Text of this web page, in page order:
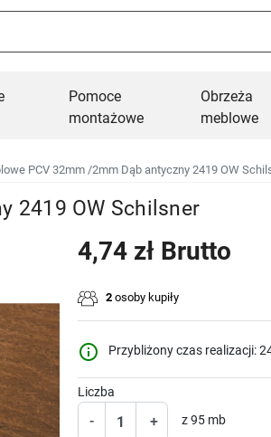
Pomoce
montażowe
Obrzeża
meblowe
PCV 32mm /2mm Dąb antyczny 2419 OW
2419 OW Schilsner
4,74 zł Brutto
2 osoby kupiły
info_outline Przybliżony czas realizacji:
Liczba
- + z 95 mb